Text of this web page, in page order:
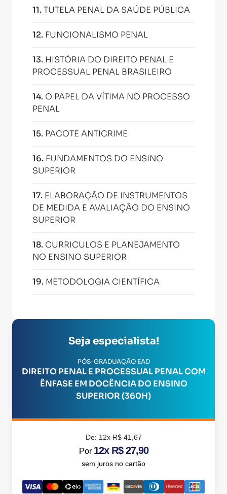
11.TUTELA PENAL DA SAÚDE PÚBLICA
12. FUNCIONALISMO PENAL
13. HISTÓRIA DO DIREITO PENAL E
PROCESSUAL PENAL BRASILEIRO
14. O PAPEL DA VÍTIMA NO PROCESSO
PENAL
15. PACOTE ANTICRIME
16. FUNDAMENTOS DO ENSINO
SUPERIOR
17. ELABORAÇÃO DE INSTRUMENTOS
DE MEDIDA E AVALIAÇÃO DO ENSINO
SUPERIOR
18. CURRICULOS E PLANEJAMENTO
NO ENSINO SUPERIOR
19. METODOLOGIA CIENTÍFICA
Seja especialista!
PÓS-GRADUAÇÃO EAD
DIREITO PENAL E PROCESSUAL PENAL COM
ÊNFASE EM DOCÊNCIA DO ENSINO
SUPERIOR (360H)
De:12x R$ 41,67
Por 12x R$ 27,90
sem juros no cartão